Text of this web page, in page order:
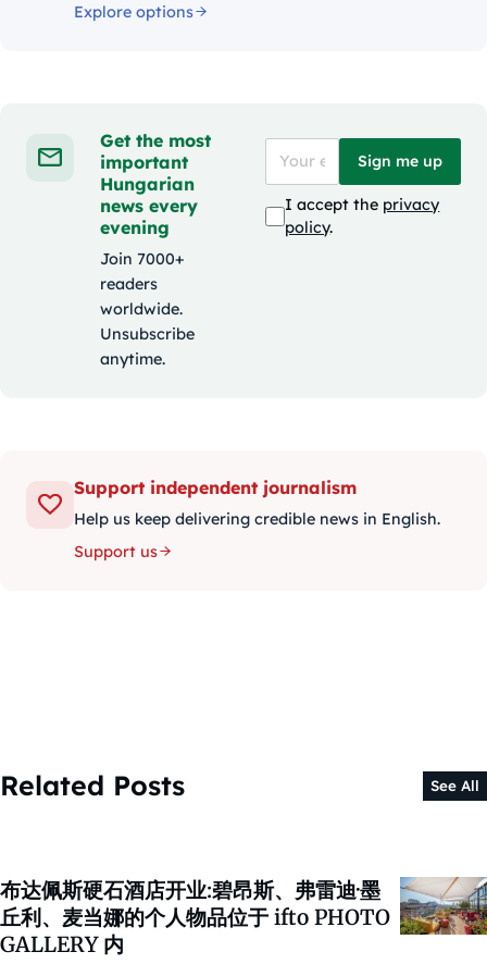
Explore options
Get the most
important
Hungarian
news every
evening
Join 7000+
readers
worldwide.
Unsubscribe
anytime.
Sign me up
I accept the privacy
policy.
Support independent journalism
Help us keep delivering credible news in English.
Support us
Related Posts See All
布达佩斯硬石酒店开业:碧昂斯、弗雷迪·墨
丘利、麦当娜的个人物品位于 ifto PHOTO
GALLERY 内